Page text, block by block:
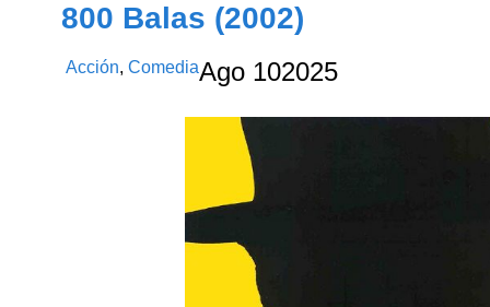
800 Balas (2002)
Acción,ComediaAgo 102025